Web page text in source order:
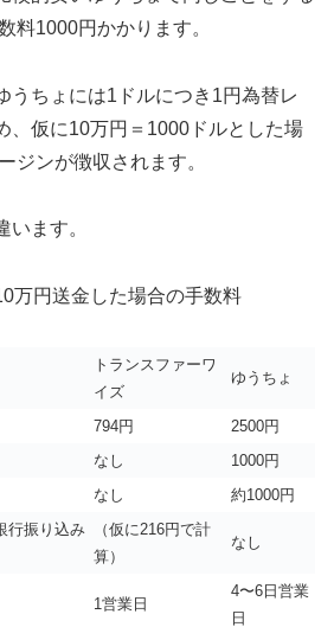
料1000円かかります。
うちょには1ドルにつき1円為替レ
、仮に10万円＝1000ドルとした場
ジンが徴収されます。
います。
万円送金した場合の手数料
トランスファーワ
イズ
ゆうちょ
794円
2500円
なし
1000円
なし
約1000円
行振り込み
（仮に216円で計
算）
なし
1営業日
4〜6日営業
日